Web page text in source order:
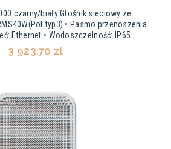
czarny/biały Głośnik sieciowy ze
• Pasmo przenoszenia
Ethernet • Wodoszczelność: IP65
3 923,70 zł